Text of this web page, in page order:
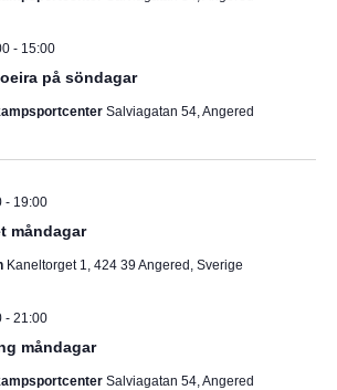
på söndagar
- 15:00
Salviagatan 54, Angered
måndagar
- 19:00
Kaneltorget 1, 424 39 Angered, Sverige
måndagar
- 21:00
Salviagatan 54, Angered